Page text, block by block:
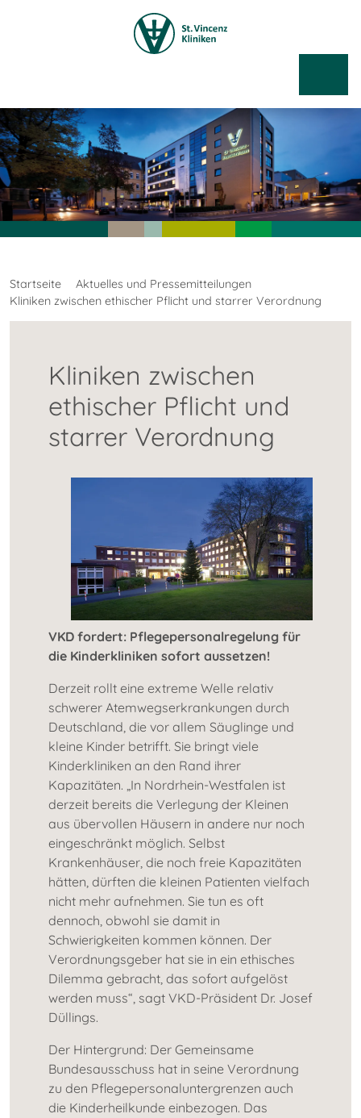
Startseite
Aktuelles und Pressemitteilungen
Kliniken zwischen ethischer Pflicht und starrer Verordnung
Kliniken zwischen
ethischer Pflicht und
starrer Verordnung
VKD fordert: Pflegepersonalregelung für
die Kinderkliniken sofort aussetzen!
Derzeit rollt eine extreme Welle relativ
schwerer Atemwegserkrankungen durch
Deutschland, die vor allem Säuglinge und
kleine Kinder betrifft. Sie bringt viele
Kinderkliniken an den Rand ihrer
Kapazitäten. „In Nordrhein-Westfalen ist
derzeit bereits die Verlegung der Kleinen
aus übervollen Häusern in andere nur noch
eingeschränkt möglich. Selbst
Krankenhäuser, die noch freie Kapazitäten
hätten, dürften die kleinen Patienten vielfach
nicht mehr aufnehmen. Sie tun es oft
dennoch, obwohl sie damit in
Schwierigkeiten kommen können. Der
Verordnungsgeber hat sie in ein ethisches
Dilemma gebracht, das sofort aufgelöst
werden muss“, sagt VKD-Präsident Dr. Josef
Düllings.
Der Hintergrund: Der Gemeinsame
Bundesausschuss hat in seine Verordnung
zu den Pflegepersonaluntergrenzen auch
die Kinderheilkunde einbezogen. Das